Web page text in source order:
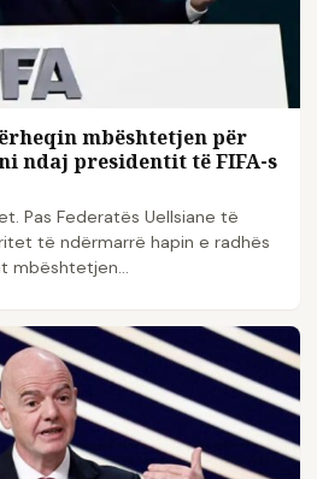
mbështetjen për
ndaj presidentit të FIFA-s
Pas Federatës Uellsiane të
të ndërmarrë hapin e radhës
mbështetjen…